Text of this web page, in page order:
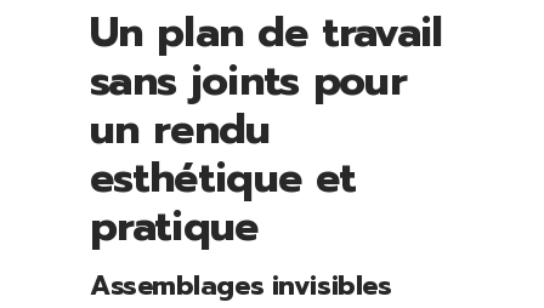
Un plan de travail
sans joints pour
un rendu
esthétique et
pratique
Assemblages invisibles